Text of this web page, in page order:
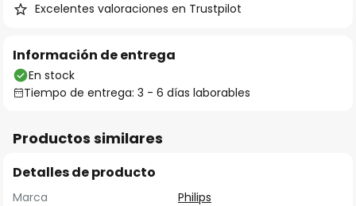
Excelentes valoraciones en Trustpilot
Información de entrega
En stock
Tiempo de entrega: 3 - 6 días laborables
Productos similares
Detalles de producto
Marca
Philips